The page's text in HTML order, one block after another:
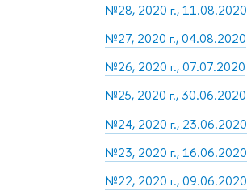
№28, 2020 г., 11.08.2020
№27, 2020 г., 04.08.2020
№26, 2020 г., 07.07.2020
№25, 2020 г., 30.06.2020
№24, 2020 г., 23.06.2020
№23, 2020 г., 16.06.2020
№22, 2020 г., 09.06.2020